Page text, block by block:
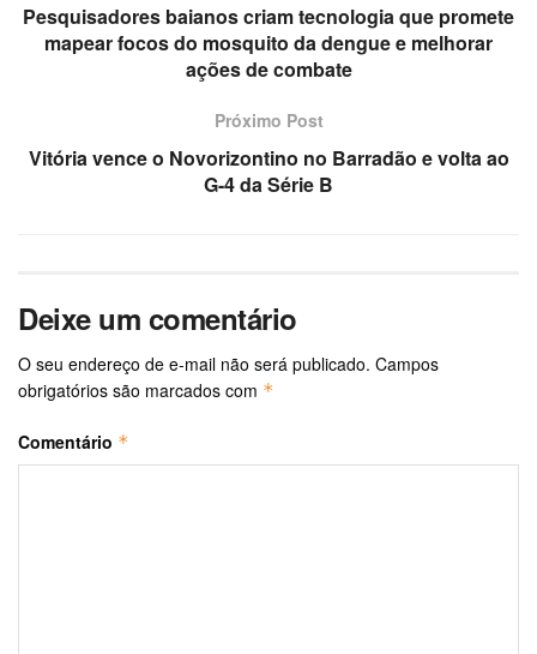
Pesquisadores baianos criam tecnologia que promete
mapear focos do mosquito da dengue e melhorar
ações de combate
Próximo Post
Vitória vence o Novorizontino no Barradão e volta ao
G-4 da Série B
Deixe um comentário
O seu endereço de e-mail não será publicado. Campos
obrigatórios são marcados com *
Comentário *